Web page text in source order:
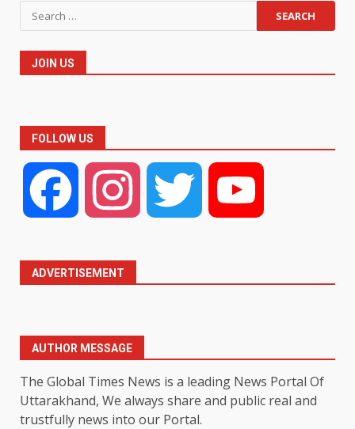
Search
for:
JOIN US
FOLLOW US
Facebook Instagram Twitter
ADVERTISEMENT
AUTHOR MESSAGE
The Global Times News is a leading News Portal Of
Uttarakhand, We always share and public real and
trustfully news into our Portal.